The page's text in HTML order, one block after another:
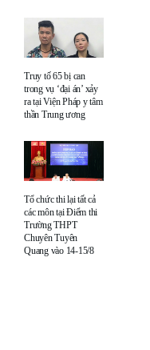
Truy tố 65 bị can
trong vụ ‘đại án’ xảy
ra tại Viện Pháp y tâm
thần Trung ương
Tổ chức thi lại tất cả
các môn tại Điểm thi
Trường THPT
Chuyên Tuyên
Quang vào 14-15/8